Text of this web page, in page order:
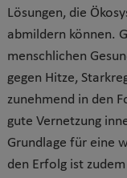
Lösungen, die
abmildern können.
menschlichen
gegen Hitze,
zunehmend in den
gute Vernetzung
Grundlage für eine
den Erfolg ist